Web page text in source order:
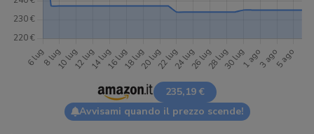
235,19 €
Avvisami quando il prezzo scende!